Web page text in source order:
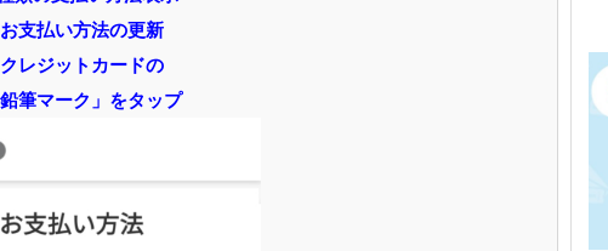
お支払い方法の更新
クレジットカードの
筆マーク」をタップ